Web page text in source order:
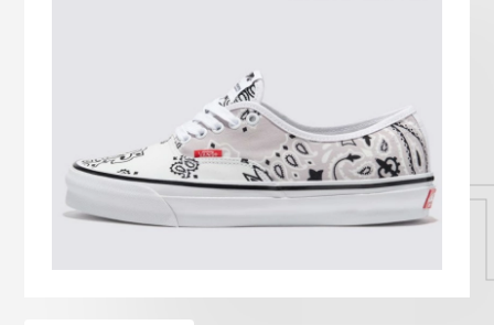
プライバシーポリシー 免責事項 お問い合わせ